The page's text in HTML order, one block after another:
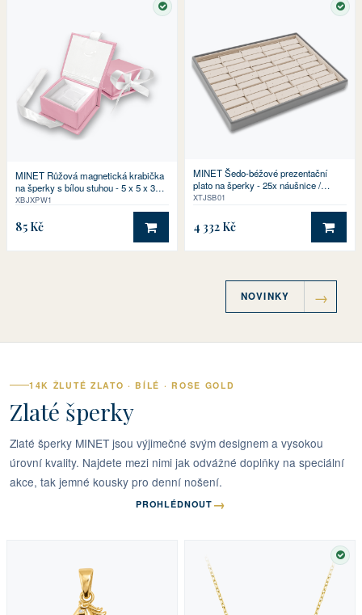
SKLADEM
MINET Růžová magnetická krabička
na šperky s bílou stuhou - 5 x 5 x 3
cm
XBJXPW1
85 Kč DO KOŠÍKU
MINET Šedo-béžové prezentační
plato na šperky - 25x náušnice /
drobné sety - 31,5 x 22,5 cm
XTJSB01
4 332 Kč DO
NOVINKY
14K ŽLUTÉ ZLATO · BÍLÉ · ROSE GOLD
Zlaté šperky
Zlaté šperky MINET jsou výjimečné svým designem a vysokou
úrovní kvality. Najdete mezi nimi jak odvážné doplňky na speciální
akce, tak jemné kousky pro denní nošení.
PROHLÉDNOUT →